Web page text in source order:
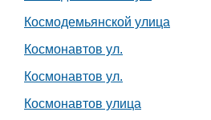
Космодемьянской улица
Космонавтов ул.
Космонавтов ул.
Космонавтов улица